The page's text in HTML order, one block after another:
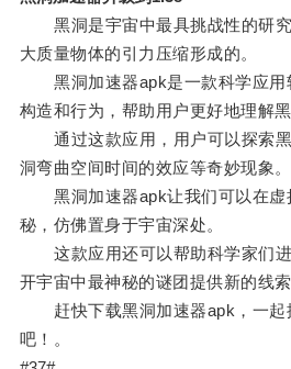
黑洞是宇宙中最具挑战性的研究
大质量物体的引力压缩形成的。
黑洞加速器apk是一款科学应用
构造和行为，帮助用户更好地理解黑
通过这款应用，用户可以探索黑
洞弯曲空间时间的效应等奇妙现象。
黑洞加速器apk让我们可以在虚
秘，仿佛置身于宇宙深处。
这款应用还可以帮助科学家们进
开宇宙中最神秘的谜团提供新的线索
赶快下载黑洞加速器apk，一起
吧！。